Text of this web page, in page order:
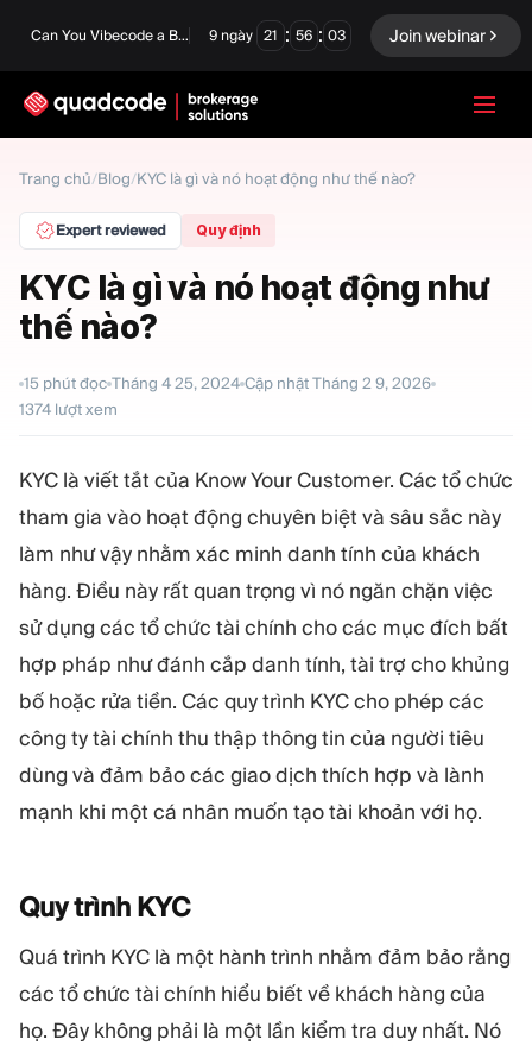
Can You Vibecode a Brokerage Platform? 9 ngày 21 : 56 : 02 Join webinar
Trang chủ/Blog/KYC là gì và nó hoạt động như thế nào?
Expert reviewed Quy định
KYC là gì và nó hoạt động như
thế nào?
15 phút đọc Tháng 4 25, 2024 Cập nhậtTháng 2 9, 2026
1374 lượt xem
KYC là viết tắt của Know Your Customer. Các tổ chức
tham gia vào hoạt động chuyên biệt và sâu sắc này
làm như vậy nhằm xác minh danh tính của khách
hàng. Điều này rất quan trọng vì nó ngăn chặn việc
sử dụng các tổ chức tài chính cho các mục đích bất
hợp pháp như đánh cắp danh tính, tài trợ cho khủng
bố hoặc rửa tiền. Các quy trình KYC cho phép các
công ty tài chính thu thập thông tin của người tiêu
dùng và đảm bảo các giao dịch thích hợp và lành
mạnh khi một cá nhân muốn tạo tài khoản với họ.
Quy trình KYC
Quá trình KYC là một hành trình nhằm đảm bảo rằng
các tổ chức tài chính hiểu biết về khách hàng của
họ. Đây không phải là một lần kiểm tra duy nhất. Nó
Tiếng Việt
Giải pháp chìa khóa trao
Ngoại hối/CFD
Sàn giao dịch và Thanh
Sàn giao dịch Hậu cần
TÀI NGUYÊN
Hướng dẫn tiếp thị
Blog
Thuật ngữ
Video hướng dẫn
Công cụ tính lợi nhuận
THÊM
Giới thiệu về Quadcode
Đội ngũ
Sự kiện
Con số
Tin tức công ty
THEO DÕI CHÚNG TÔI